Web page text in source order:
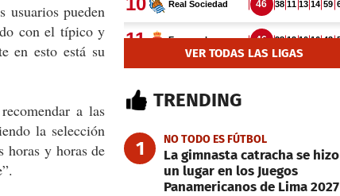
usuarios pueden
con el típico y
en esto está su
a las
la selección
horas y horas de
VER TODAS LAS LIGAS
TRENDING
1 NO TODO ES FÚTBOL
La gimnasta catracha se
un lugar en los Juegos
Panamericanos de Lima 2027